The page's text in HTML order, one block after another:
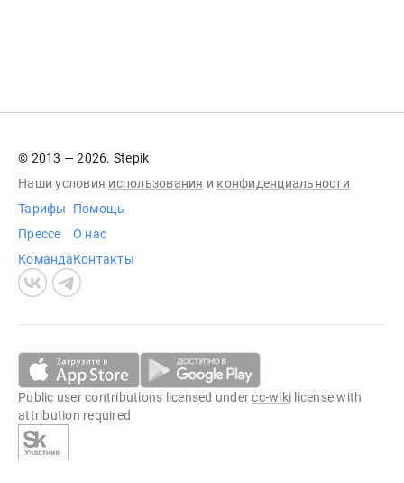
© 2013 — 2026. Stepik
Наши условия использования и конфиденциальности
Тарифы
Прессе
Команда
Помощь
О нас
Контакты
Public user contributions licensed undercc-wiki license with
attribution required